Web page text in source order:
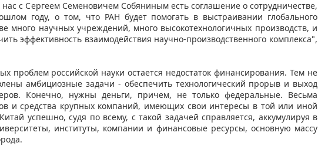
нас с Сергеем Семеновичем Собяниным есть соглашение о сотрудничестве,
году, о том, что РАН будет помогать в выстраивании глобального
много научных учреждений, много высокотехнологичных производств, и
эффективность взаимодействия научно-производственного комплекса",
проблем российской науки остается недостаток финансирования. Тем не
амбициозные задачи - обеспечить технологический прорыв и выход
Конечно, нужны деньги, причем, не только федеральные. Весьма
и средства крупных компаний, имеющих свои интересы в той или иной
успешно, судя по всему, с такой задачей справляется, аккумулируя в
институты, компании и финансовые ресурсы, основную массу